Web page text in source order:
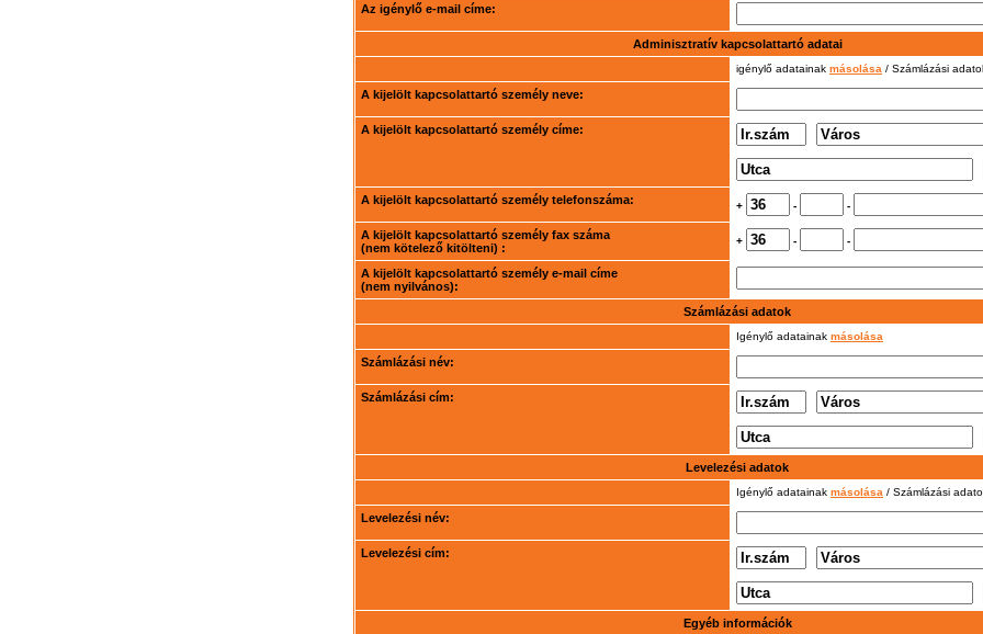
Az igénylő e-mail címe:
Adminisztratív kapcsolattartó adatai
igénylő adatainak másolása / Számlázási
A kijelölt kapcsolattartó személy neve:
A kijelölt kapcsolattartó személy címe:
A kijelölt kapcsolattartó személy telefonszáma: + - -
A kijelölt kapcsolattartó személy fax száma
(nem kötelező kitölteni) :
+ - -
A kijelölt kapcsolattartó személy e-mail címe
(nem nyilvános):
Számlázási adatok
Igénylő adatainak másolása
Számlázási név:
Számlázási cím:
Levelezési adatok
Igénylő adatainak másolása / Számlázási
Levelezési név:
Levelezési cím:
Egyéb információk